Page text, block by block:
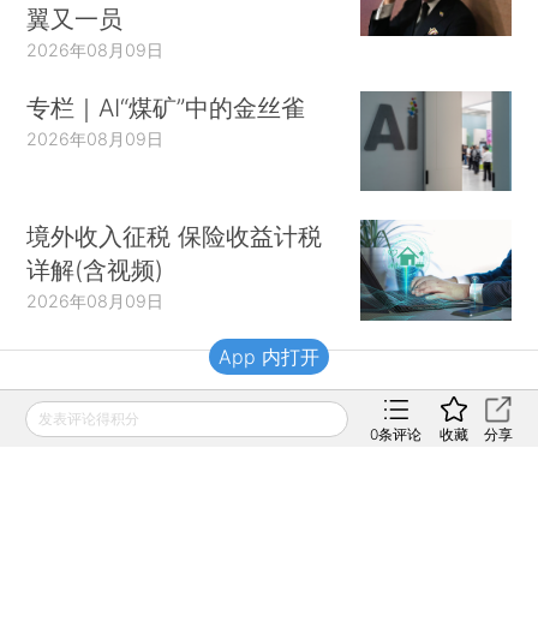
翼又一员
2026年08月09日
专栏｜AI“煤矿”中的金丝雀
2026年08月09日
境外收入征税 保险收益计税
详解(含视频)
2026年08月09日
财新移动
发表评论得积分
0条评论 收藏 分享
App 内打开